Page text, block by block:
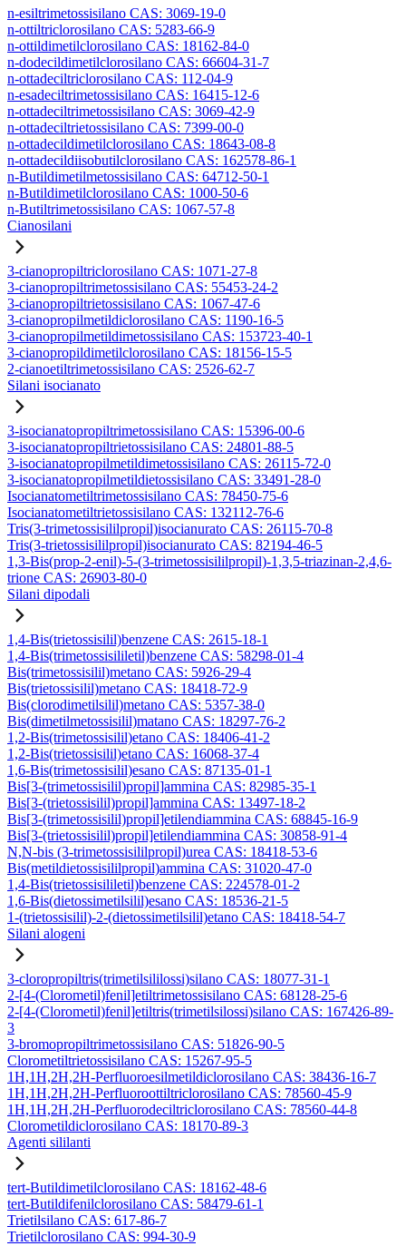
n-esiltrimetossisilano CAS: 3069-19-0
n-ottiltriclorosilano CAS: 5283-66-9
n-ottildimetilclorosilano CAS: 18162-84-0
n-dodecildimetilclorosilano CAS: 66604-31-7
n-ottadeciltriclorosilano CAS: 112-04-9
n-esadeciltrimetossisilano CAS: 16415-12-6
n-ottadeciltrimetossisilano CAS: 3069-42-9
n-ottadeciltrietossisilano CAS: 7399-00-0
n-ottadecildimetilclorosilano CAS: 18643-08-8
n-ottadecildiisobutilclorosilano CAS: 162578-86-1
n-Butildimetilmetossisilano CAS: 64712-50-1
n-Butildimetilclorosilano CAS: 1000-50-6
n-Butiltrimetossisilano CAS: 1067-57-8
Cianosilani
3-cianopropiltriclorosilano CAS: 1071-27-8
3-cianopropiltrimetossisilano CAS: 55453-24-2
3-cianopropiltrietossisilano CAS: 1067-47-6
3-cianopropilmetildiclorosilano CAS: 1190-16-5
3-cianopropilmetildimetossisilano CAS: 153723-40-1
3-cianopropildimetilclorosilano CAS: 18156-15-5
2-cianoetiltrimetossisilano CAS: 2526-62-7
Silani isocianato
3-isocianatopropiltrimetossisilano CAS: 15396-00-6
3-isocianatopropiltrietossisilano CAS: 24801-88-5
3-isocianatopropilmetildimetossisilano CAS: 26115-72-0
3-isocianatopropilmetildietossisilano CAS: 33491-28-0
Isocianatometiltrimetossisilano CAS: 78450-75-6
Isocianatometiltrietossisilano CAS: 132112-76-6
Tris(3-trimetossisililpropil)isocianurato CAS: 26115-70-8
Tris(3-trietossisililpropil)isocianurato CAS: 82194-46-5
1,3-Bis(prop-2-enil)-5-(3-trimetossisililpropil)-1,3,5-triazinan-2,4,6-
trione CAS: 26903-80-0
Silani dipodali
1,4-Bis(trietossisilil)benzene CAS: 2615-18-1
1,4-Bis(trimetossisililetil)benzene CAS: 58298-01-4
Bis(trimetossisilil)metano CAS: 5926-29-4
Bis(trietossisilil)metano CAS: 18418-72-9
Bis(clorodimetilsilil)metano CAS: 5357-38-0
Bis(dimetilmetossisilil)matano CAS: 18297-76-2
1,2-Bis(trimetossisilil)etano CAS: 18406-41-2
1,2-Bis(trietossisilil)etano CAS: 16068-37-4
1,6-Bis(trimetossisilil)esano CAS: 87135-01-1
Bis[3-(trimetossisilil)propil]ammina CAS: 82985-35-1
Bis[3-(trietossisilil)propil]ammina CAS: 13497-18-2
Bis[3-(trimetossisilil)propil]etilendiammina CAS: 68845-16-9
Bis[3-(trietossisilil)propil]etilendiammina CAS: 30858-91-4
N,N-bis (3-trimetossisililpropil)urea CAS: 18418-53-6
Bis(metildietossisililpropil)ammina CAS: 31020-47-0
1,4-Bis(trietossisililetil)benzene CAS: 224578-01-2
1,6-Bis(dietossimetilsilil)esano CAS: 18536-21-5
1-(trietossisilil)-2-(dietossimetilsilil)etano CAS: 18418-54-7
Silani alogeni
3-cloropropiltris(trimetilsililossi)silano CAS: 18077-31-1
2-[4-(Clorometil)fenil]etiltrimetossisilano CAS: 68128-25-6
2-[4-(Clorometil)fenil]etiltris(trimetilsilossi)silano CAS: 167426-89-
3
3-bromopropiltrimetossisilano CAS: 51826-90-5
Clorometiltrietossisilano CAS: 15267-95-5
1H,1H,2H,2H-Perfluoroesilmetildiclorosilano CAS: 38436-16-7
1H,1H,2H,2H-Perfluoroottiltriclorosilano CAS: 78560-45-9
1H,1H,2H,2H-Perfluorodeciltriclorosilano CAS: 78560-44-8
Clorometildiclorosilano CAS: 18170-89-3
Agenti sililanti
tert-Butildimetilclorosilano CAS: 18162-48-6
tert-Butildifenilclorosilano CAS: 58479-61-1
Trietilsilano CAS: 617-86-7
Trietilclorosilano CAS: 994-30-9